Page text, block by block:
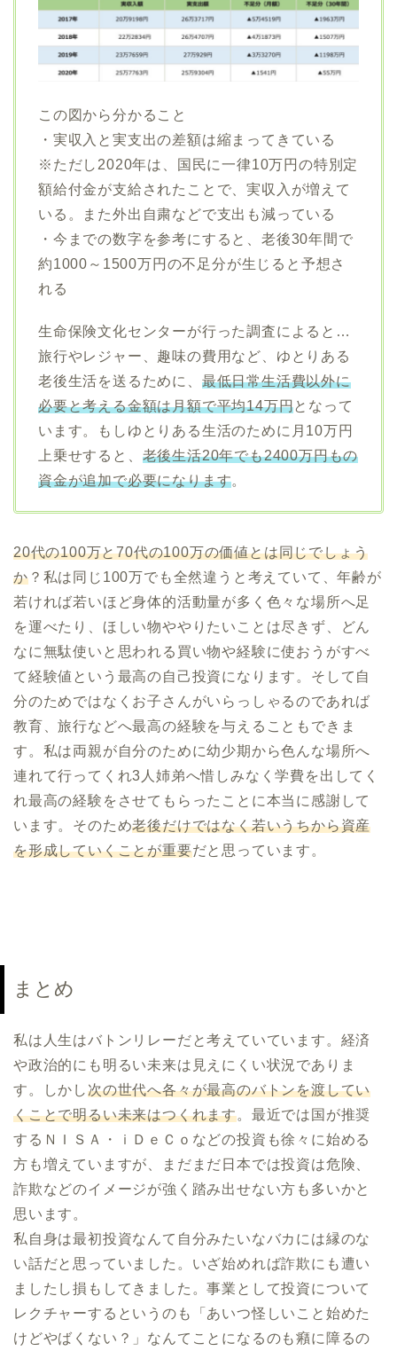
この図から分かること
・実収入と実支出の差額は縮まってきている
※ただし2020年は、国民に一律10万円の特別定
額給付金が支給されたことで、実収入が増えて
いる。また外出自粛などで支出も減っている
・今までの数字を参考にすると、老後30年間で
約1000～1500万円の不足分が生じると予想さ
れる
生命保険文化センターが行った調査によると…
旅行やレジャー、趣味の費用など、ゆとりある
老後生活を送るために、 最低日常生活費以外に
必要と考える金額は月額で平均14万円となって
います。もしゆとりある生活のために月10万円
上乗せすると、 老後生活20年でも2400万円もの
資金が追加で必要になります。
20代の100万と70代の100万の価値とは同じでしょう
か？私は同じ100万でも全然違うと考えていて、年齢が
若ければ若いほど身体的活動量が多く色々な場所へ足
を運べたり、ほしい物ややりたいことは尽きず、どん
なに無駄使いと思われる買い物や経験に使おうがすべ
て経験値という最高の自己投資になります。そして自
分のためではなくお子さんがいらっしゃるのであれば
教育、旅行などへ最高の経験を与えることもできま
す。私は両親が自分のために幼少期から色んな場所へ
連れて行ってくれ3人姉弟へ惜しみなく学費を出してく
れ最高の経験をさせてもらったことに本当に感謝して
います。そのため老後だけではなく若いうちから資産
を形成していくことが重要だと思っています。
まとめ
私は人生はバトンリレーだと考えていています。経済
や政治的にも明るい未来は見えにくい状況でありま
す。しかし次の世代へ各々が最高のバトンを渡してい
くことで明るい未来はつくれます。最近では国が推奨
するＮＩＳＡ・ｉＤｅＣｏなどの投資も徐々に始める
方も増えていますが、まだまだ日本では投資は危険、
詐欺などのイメージが強く踏み出せない方も多いかと
思います。
私自身は最初投資なんて自分みたいなバカには縁のな
い話だと思っていました。いざ始めれば詐欺にも遭い
ましたし損もしてきました。事業として投資について
レクチャーするというのも「あいつ怪しいこと始めた
けどやばくない？」なんてことになるのも癪に障るの